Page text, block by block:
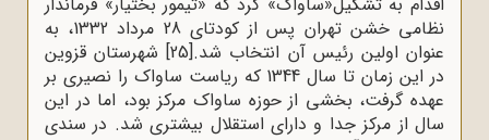
نظامی خشن تهران پس از کودتای 28 مرداد 1332، به
عنوان اولین رئیس آن انتخاب شد.[25]شهرستان قزوین
در این زمان تا سال 1344 که ریاست ساواک را نصیری بر
عهده گرفت، بخشی از حوزه ساواک مرکز بود، اما در این
سال از مرکز جدا و دارای استقلال بیشتری شد. در سندی